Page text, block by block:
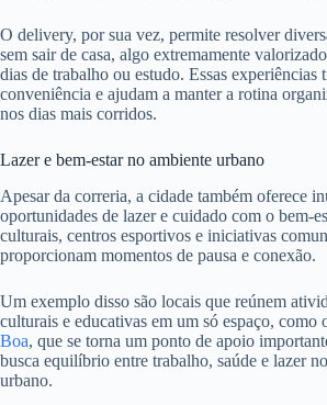
O delivery, por sua vez, permite resolver
sem sair de casa, algo extremamente
dias de trabalho ou estudo. Essas experiências
conveniência e ajudam a manter a rotina
nos dias mais corridos.
Lazer e bem-estar no ambiente urbano
Apesar da correria, a cidade também oferece
oportunidades de lazer e cuidado com o bem-
culturais, centros esportivos e iniciativas
proporcionam momentos de pausa e conexão.
Um exemplo disso são locais que reúnem
culturais e educativas em um só espaço, como
Boa, que se torna um ponto de apoio
busca equilíbrio entre trabalho, saúde e lazer
urbano.